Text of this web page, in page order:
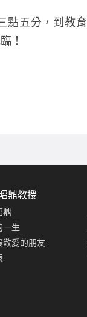
五分，到教
！
鼎教授
鼎
一生
敬愛的朋友